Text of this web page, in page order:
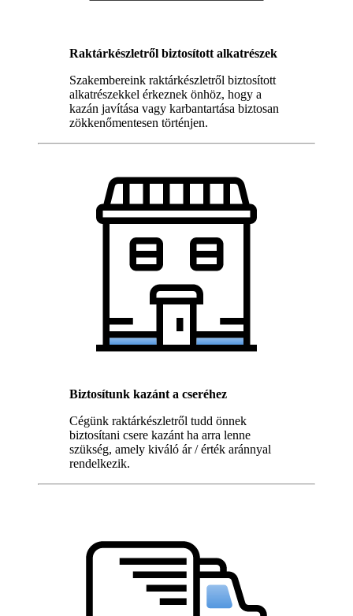
Raktárkészletről biztosított alkatrészek
Szakembereink raktárkészletről biztosított
alkatrészekkel érkeznek önhöz, hogy a
kazán javítása vagy karbantartása biztosan
zökkenőmentesen történjen.
Biztosítunk kazánt a cseréhez
Cégünk raktárkészletről tudd önnek
biztosítani csere kazánt ha arra lenne
szükség, amely kiváló ár / érték aránnyal
rendelkezik.